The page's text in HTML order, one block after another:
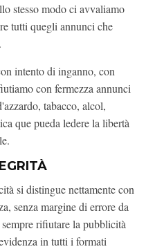
stesso modo ci avvaliamo
tutti quegli annunci che
intento di inganno, con
con fermezza annunci
tabacco, alcol,
que pueda ledere la libertà
si distingue nettamente con
senza margine di errore da
rifiutare la pubblicità
in tutti i formati